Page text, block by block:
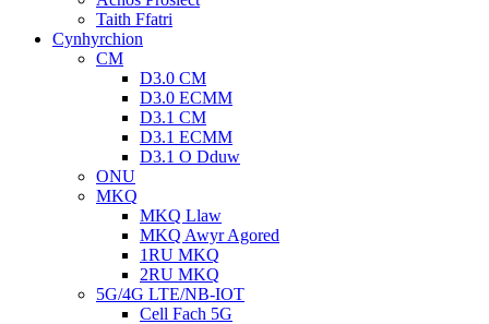
Taith Ffatri
Cynhyrchion
CM
D3.0 CM
D3.0 ECMM
D3.1 CM
D3.1 ECMM
D3.1 O Dduw
ONU
MKQ
MKQ Llaw
MKQ Awyr Agored
1RU MKQ
2RU MKQ
5G/4G LTE/NB-IOT
Cell Fach 5G